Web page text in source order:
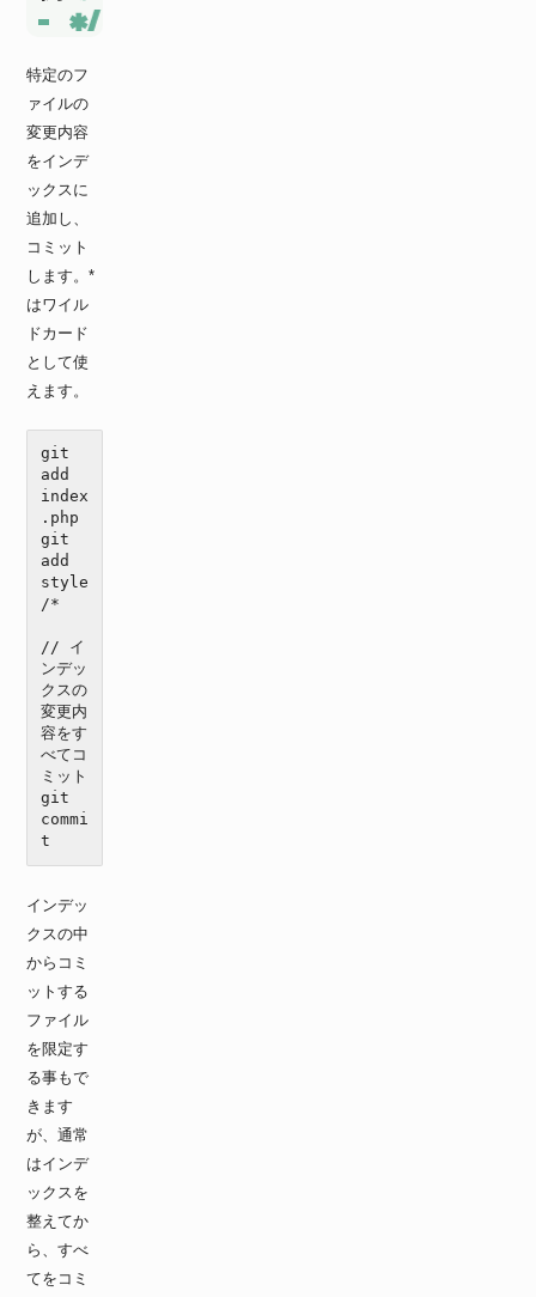
特定のフ
ァイルの
変更内容
をインデ
ックスに
追加し、
コミット
します。*
はワイル
ドカード
として使
えます。
git
add
index
.php
git
add
style
/*
// イ
ンデッ
クスの
変更内
容をす
べてコ
ミット
git
commi
t
インデッ
クスの中
からコミ
ットする
ファイル
を限定す
る事もで
きます
が、通常
はインデ
ックスを
整えてか
ら、すべ
てをコミ